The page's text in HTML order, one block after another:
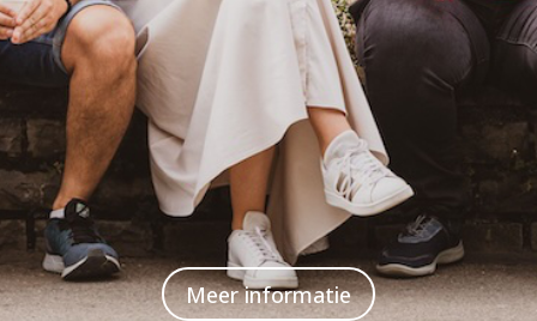
Meer informatie